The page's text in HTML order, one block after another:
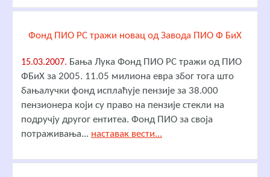
Фонд ПИО РС тражи новац од Завода ПИО Ф БиХ
15.03.2007. Бања Лука Фонд ПИО РС тражи од ПИО
ФБиХ за 2005. 11.05 милиона евра због тога што
бањалучки фонд исплаћује пензије за 38.000
пензионера који су право на пензије стекли на
подручју другог ентитеа. Фонд ПИО за своја
потраживања... наставак вести...